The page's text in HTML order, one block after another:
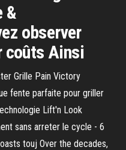
&
observer
coûts Ainsi
Grille Pain Victory
fente parfaite pour griller
Lift'n Look
sans arreter le cycle - 6
touj Over the decades,